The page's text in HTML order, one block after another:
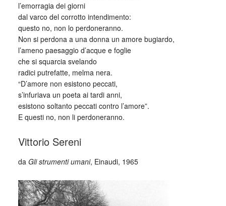
l’emorragia dei giorni
dal varco del corrotto intendimento:
questo no, non lo perdoneranno.
Non si perdona a una donna un amore bugiardo,
l’ameno paesaggio d’acque e foglie
che si squarcia svelando
radici putrefatte, melma nera.
“D’amore non esistono peccati,
s’infuriava un poeta ai tardi anni,
esistono soltanto peccati contro l’amore”.
E questi no, non li perdoneranno.
Vittorio Sereni
da Gli strumenti umani, Einaudi, 1965